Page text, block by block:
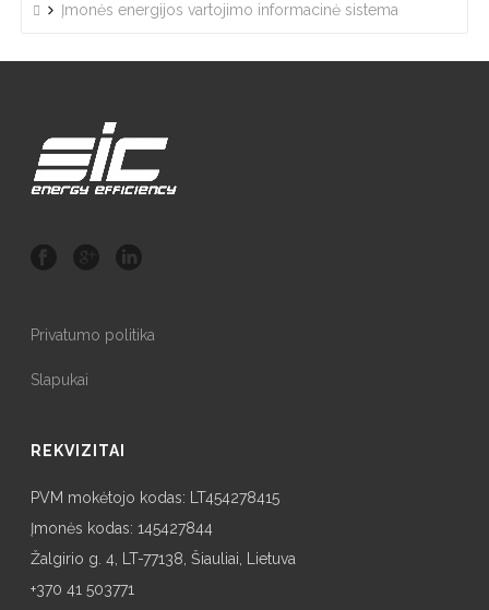
Įmonės energijos vartojimo informacinė sistema
Privatumo politika
Slapukai
REKVIZITAI
PVM mokėtojo kodas: LT454278415
Įmonės kodas: 145427844
Žalgirio g. 4, LT-77138, Šiauliai, Lietuva
+370 41 503771